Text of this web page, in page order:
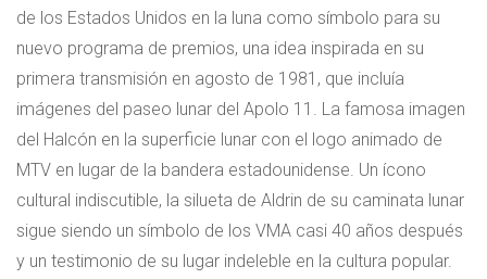
de los Estados Unidos en la luna como símbolo para su
nuevo programa de premios, una idea inspirada en su
primera transmisión en agosto de 1981, que incluía
imágenes del paseo lunar del Apolo 11. La famosa imagen
del Halcón en la superficie lunar con el logo animado de
MTV en lugar de la bandera estadounidense. Un ícono
cultural indiscutible, la silueta de Aldrin de su caminata lunar
sigue siendo un símbolo de los VMA casi 40 años después
y un testimonio de su lugar indeleble en la cultura popular.